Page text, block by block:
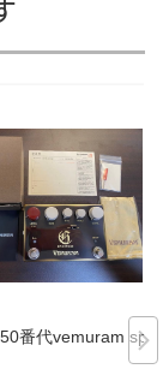
番代vemuram spiri